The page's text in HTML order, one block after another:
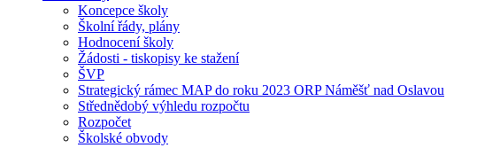
Koncepce školy
Školní řády, plány
Hodnocení školy
Žádosti - tiskopisy ke stažení
ŠVP
Strategický rámec MAP do roku 2023 ORP Náměšť nad Oslavou
Střednědobý výhledu rozpočtu
Rozpočet
Školské obvody